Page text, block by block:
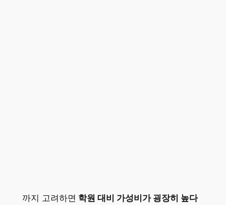
까지 고려하면 학원 대비 가성비가 굉장히 높다